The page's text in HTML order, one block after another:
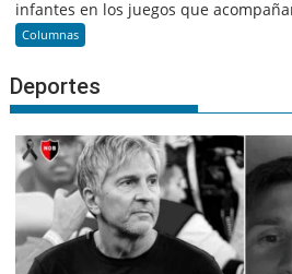
infantes en los juegos que
Columnas
Deportes